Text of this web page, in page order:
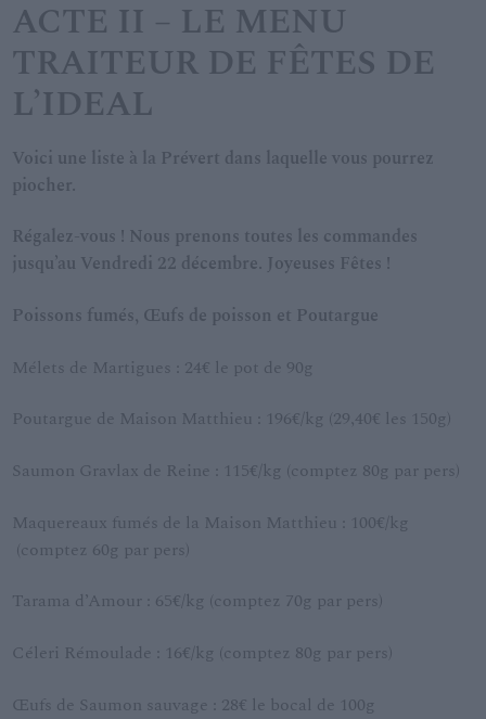
ACTE II – LE MENU
TRAITEUR DE FÊTES DE
L’IDEAL
Voici une liste à la Prévert dans laquelle vous pourrez
piocher.
Régalez-vous ! Nous prenons toutes les commandes
jusqu’au Vendredi 22 décembre. Joyeuses Fêtes !
Poissons fumés, Œufs de poisson et Poutargue
Mélets de Martigues : 24€ le pot de 90g
Poutargue de Maison Matthieu : 196€/kg (29,40€ les 150g)
Saumon Gravlax de Reine : 115€/kg (comptez 80g par pers)
Maquereaux fumés de la Maison Matthieu : 100€/kg
(comptez 60g par pers)
Tarama d’Amour : 65€/kg (comptez 70g par pers)
Céleri Rémoulade : 16€/kg (comptez 80g par pers)
Œufs de Saumon sauvage : 28€ le bocal de 100g